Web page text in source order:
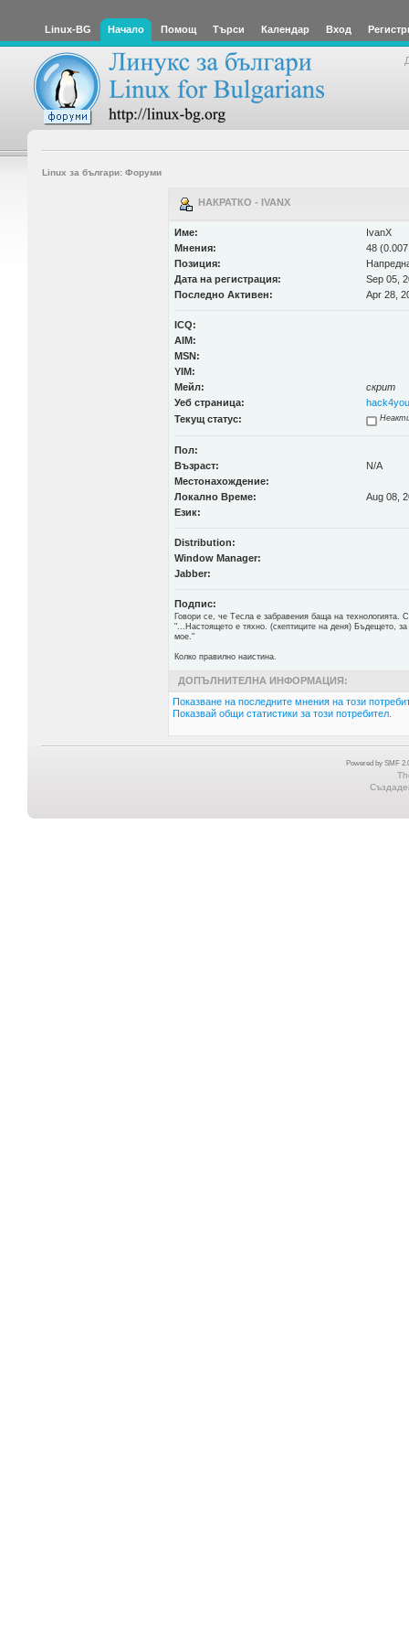
Linux-BG Начало Помощ Търси Календар Вход
Linux за българи: Форуми
НАКРАТКО - IVANX
Име:
IvanX
Мнения:
48
Позиция:
Дата на регистрация:
Sep 05,
Последно Активен:
Apr 28,
ICQ:
AIM:
MSN:
YIM:
Мейл:
скрит
Уеб страница:
Текущ статус:
Пол:
Възраст:
N/A
Местонахождение:
Локално Време:
Aug 08,
Език:
Distribution:
Window Manager:
Jabber:
Подпис:
Говори се, че Тесла е забравения баща на технологията.
"...Настоящето е тяхно. (скептиците на деня) Бъдещето, за
мое."
Колко правилно наистина.
ДОПЪЛНИТЕЛНА ИНФОРМАЦИЯ:
Показване на последните мнения на този
Показвай общи статистики за този потребител.
Powered by SMF